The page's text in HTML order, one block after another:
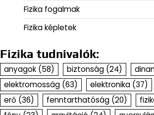
Fizika fogalmak
Fizika képletek
Fizika tudnivalók:
anyagok (58) biztonság (24)
elektromosság (63) elektronika (37)
erő (36) fenntarthatóság (20)